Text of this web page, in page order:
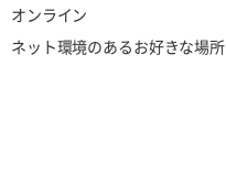
オンライン
ネット環境のあるお好きな場所